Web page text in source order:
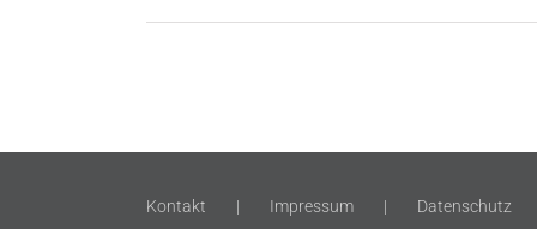
Kontakt Impressum Datenschutz